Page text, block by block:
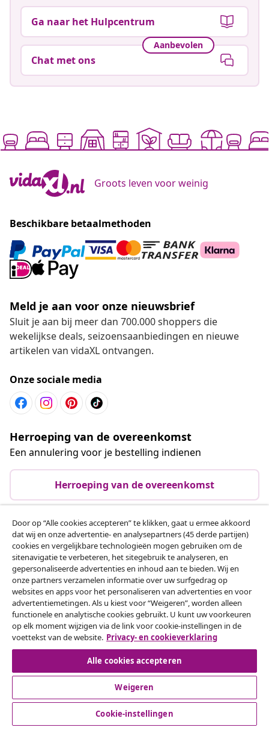
Ga naar het Hulpcentrum
Aanbevolen
Chat met ons
Groots leven voor weinig
Beschikbare betaalmethoden
Meld je aan voor onze nieuwsbrief
Sluit je aan bij meer dan 700.000 shoppers die
wekelijkse deals, seizoensaanbiedingen en nieuwe
artikelen van vidaXL ontvangen.
Onze sociale media
Herroeping van de overeenkomst
Een annulering voor je bestelling indienen
Herroeping van de overeenkomst
Klantenservice
Zakelijk
vidaXL
Ontdek meer
Door op “Alle cookies accepteren” te klikken, gaat u ermee akkoord
dat wij en onze advertentie- en analysepartners (45 derde partijen)
cookies en vergelijkbare technologieën mogen gebruiken om de
sitenavigatie te verbeteren, het sitegebruik te analyseren, en
gepersonaliseerde advertenties en inhoud aan te bieden. Wij en
onze partners verzamelen informatie over uw surfgedrag op
websites en apps voor het personaliseren van advertenties en voor
advertentiemetingen. Als u kiest voor “Weigeren”, worden alleen
functionele en analytische cookies gebruikt. U kunt uw voorkeuren
op elk moment wijzigen via de link voor cookie-instellingen in de
voettekst van de website. Privacy- en cookieverklaring
Alle cookies accepteren
Weigeren
Cookie-instellingen